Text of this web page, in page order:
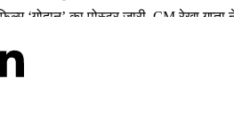
‘गोदान’ का पोस्टर जारी, CM रेखा
की उम्र में कंपनी शुरू की और 22 की उम्र
बॉलीवुड हस्तियों के चहेते वेडिंग